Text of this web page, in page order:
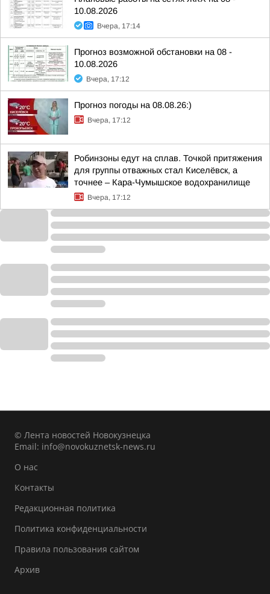
10.08.2026
Вчера, 17:14
Прогноз возможной обстановки на 08 -
10.08.2026
Вчера, 17:12
Прогноз погоды на 08.08.26:)
Вчера, 17:12
Робинзоны едут на сплав. Точкой притяжения
для группы отважных стал Киселёвск, а
точнее – Кара-Чумышское водохранилище
Вчера, 17:12
© Лента новостей Новокузнецка
Email: info@novokuznetsk-news.ru
О нас
Контакты
Редакционная политика
Политика конфиденциальности
Правила пользования сайтом
Архив